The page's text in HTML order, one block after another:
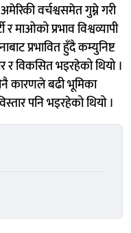
अमेरिकी वर्चश्वसमेत गुम्ने गरी
माओको प्रभाव विश्वव्यापी
प्रभावित हुँदै कम्युनिष्ट
र विकसित भइरहेको थियो ।
कारणले बढी भूमिका
पनि भइरहेको थियो ।